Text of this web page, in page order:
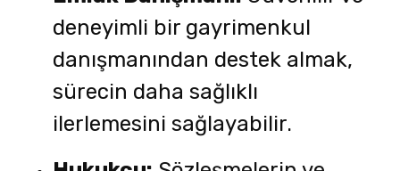
deneyimli bir gayrimenkul
danışmanından destek almak,
sürecin daha sağlıklı
ilerlemesini sağlayabilir.